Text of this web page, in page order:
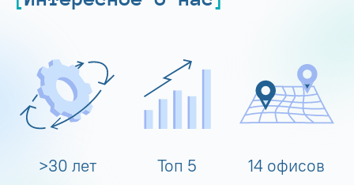
>30 лет Топ 5 14 офисов